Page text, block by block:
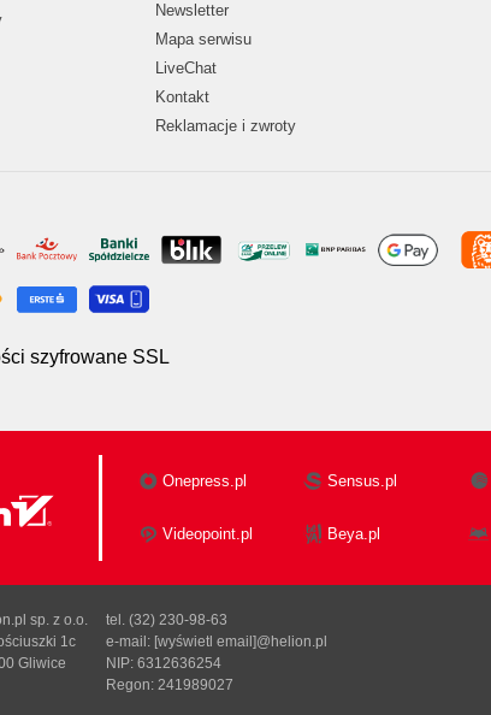
Newsletter
Mapa serwisu
LiveChat
Kontakt
Reklamacje i zwroty
szyfrowane SSL
Onepress.pl Sensus.pl
Videopoint.pl Beya.pl
sp. z o.o.
1c
Gliwice
tel. (32) 230-98-63
e-mail: [wyświetl email]@helion.pl
NIP: 6312636254
Regon: 241989027